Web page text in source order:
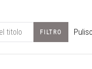
FILTRO